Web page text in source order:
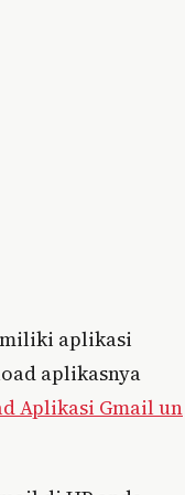
aplikasi
aplikasnya
Aplikasi Gmail un